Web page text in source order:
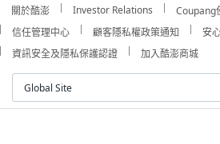
關於酷澎 Investor Relations Coupang
信任管理中心
顧客隱私權政策通知 安
資訊安全及隱私保護認證
加入酷澎商城
Global Site